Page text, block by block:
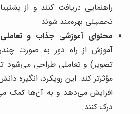
راهنمایی دریافت کنند و از
تحصیلی بهره‌مند شوند.
محتوای آموزشی جذاب و
آموزش از راه دور به صورت
تصویر) و تعاملی طراحی می‌شود
مؤثرتر کند. این رویکرد، انگیزه
افزایش می‌دهد و به آن‌ها کمک
درک کنند.